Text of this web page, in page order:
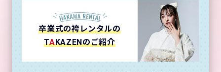
卒業式の袴レンタルの
TAKAZENのご紹介